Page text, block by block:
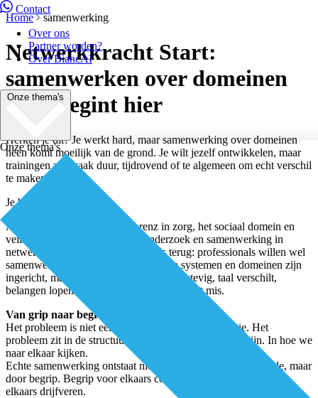
Contact
Over ons
Partner worden?
Over BiancAI
Onze thema's
Onze thema's
Home samenwerking
Netwerkkracht Start:
samenwerken over domeinen
heen begint hier
Herken je dit? Je werkt hard, maar samenwerking over domeinen
heen komt moeilijk van de grond. Je wilt jezelf ontwikkelen, maar
trainingen zijn vaak duur, tijdrovend of te algemeen om echt verschil
te maken.
Je bent niet de enige.
Al bijna twintig jaar werkt Lorenz in zorg, het sociaal domein en
veiligheid aan strategie, impactonderzoek en samenwerking in
netwerken. Eén ding zien we steeds terug: professionals willen wel
samenwerken, maar de manier waarop systemen en domeinen zijn
ingericht, maakt dat lastig. Grenzen zijn stevig, taal verschilt,
belangen lopen uiteen. En juist daar gaat het mis.
Van grip naar begrip
Het probleem is niet een gebrek aan inzet of motivatie. Het
probleem zit in de structuur. In hoe we georganiseerd zijn. In hoe we
naar elkaar kijken.
Echte samenwerking ontstaat niet door meer regels of controle, maar
door begrip. Begrip voor elkaars context, elkaars werkwijze en
elkaars drijfveren.